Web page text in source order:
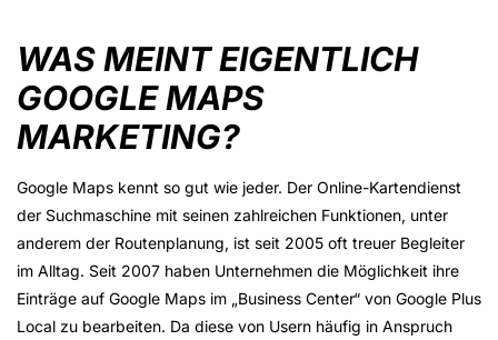
WAS MEINT EIGENTLICH
GOOGLE MAPS
MARKETING?
Google Maps kennt so gut wie jeder. Der Online-Kartendienst
der Suchmaschine mit seinen zahlreichen Funktionen, unter
anderem der Routenplanung, ist seit 2005 oft treuer Begleiter
im Alltag. Seit 2007 haben Unternehmen die Möglichkeit ihre
Einträge auf Google Maps im „Business Center“ von Google Plus
Local zu bearbeiten. Da diese von Usern häufig in Anspruch